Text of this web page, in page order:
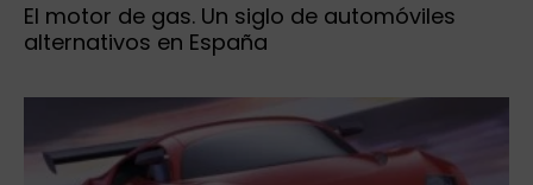
El motor de gas. Un siglo de automóviles
alternativos en España